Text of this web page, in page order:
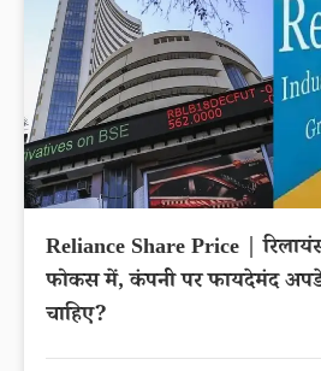
Reliance Share Price |
फोकस में, कंपनी पर फायदेमंद
चाहिए?